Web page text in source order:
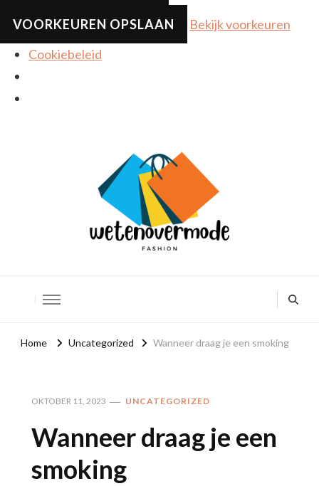
VOORKEUREN OPSLAAN
Bekijk voorkeuren
Cookiebeleid
Home Uncategorized Wanneer draag je een smoking
OKTOBER 11, 2023 UNCATEGORIZED
Wanneer draag je een
smoking